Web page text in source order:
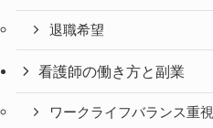
退職希望
看護師の働き方と副業
ワークライフバランス重視